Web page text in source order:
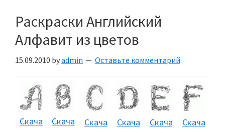
и
их
родителей.
Раскраски Английский
Алфавит из цветов
15.09.2010 byadmin Оставьте комментарий
Скача
Скача
Скача
Скача
Скача
Скача